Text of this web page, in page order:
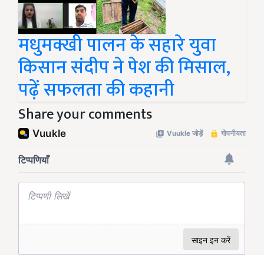
मधुमक्खी पालन के सहारे युवा
किसान संदीप ने पेश की मिसाल,
पढ़ें सफलता की कहानी
Share your comments